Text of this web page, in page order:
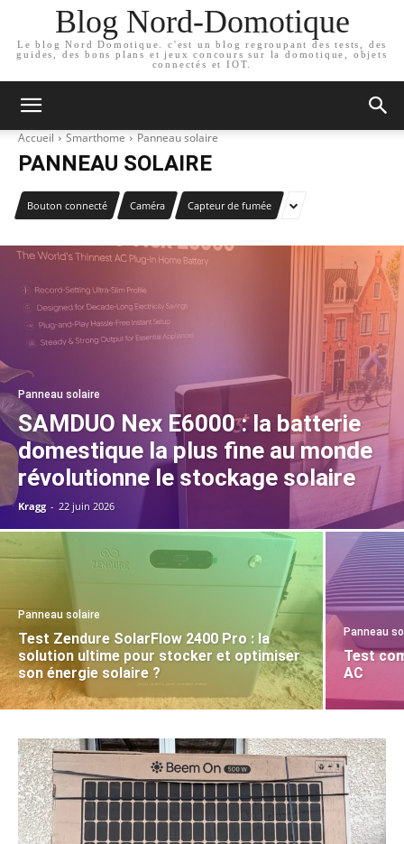
Blog Nord-Domotique
Le blog Nord Domotique. c'est un blog regroupant des tests, des
guides, des bons plans et jeux concours sur la domotique, objets
connectés et IOT.
Accueil Smarthome Panneau solaire
PANNEAU SOLAIRE
Bouton connecté Caméra Capteur de fumée
Panneau solaire
SAMDUO Nex E6000 : la batterie
domestique la plus fine au monde
révolutionne le stockage solaire
Kragg - 22 juin 2026
Panneau solaire
Test Zendure SolarFlow 2400 Pro : la
solution ultime pour stocker et optimiser
son énergie solaire ?
Panneau
Test
AC